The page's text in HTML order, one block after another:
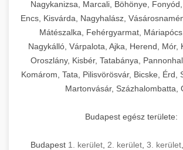
Nagykanizsa, Marcali, Böhönye, Fonyód,
Encs, Kisvárda, Nagyhalász,
Mátészalka, Fehérgyarmat,
Nagykálló, Várpalota, Ajka, Herend, Mór,
Oroszlány, Kisbér, Tatabánya,
Komárom, Tata, Pilisvörösvár, Bicske, Érd,
Martonvásár, Százhalombatta,
Budapest egész területe:
Budapest 1. kerület 2. kerület 3. kerület